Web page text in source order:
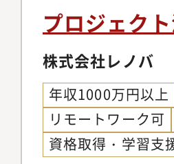
以
す
て
内
い
し
ラ
談
会
す
会
魅
た
ビ
プロジェク
株式会社レノバ
年収1000万円以上
リモートワーク可
資格取得・学習支